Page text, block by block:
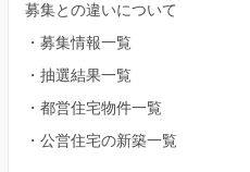
募集との違いについて
・ 募集情報一覧
・ 抽選結果一覧
・ 都営住宅物件一覧
・ 公営住宅の新築一覧